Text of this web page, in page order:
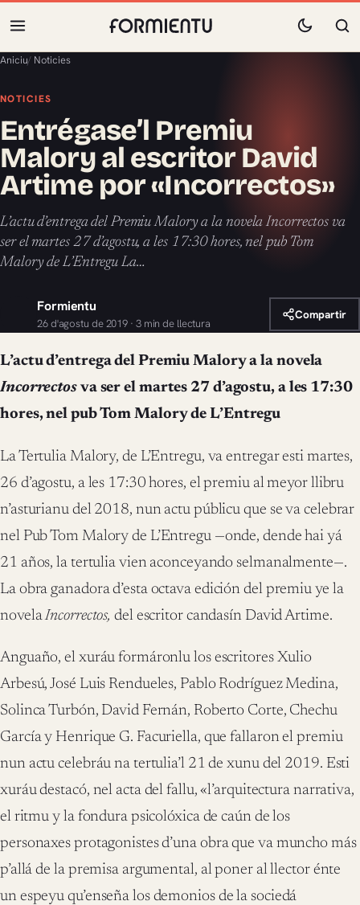
Aniciu/ Noticies
NOTICIES
Entrégase’l Premiu
Malory al escritor David
Artime por «Incorrectos»
L’actu d’entrega del Premiu Malory a la novela Incorrectos va
ser el martes 27 d’agostu, a les 17:30 hores, nel pub Tom
Malory de L’Entregu La…
Formientu
26 d'agostu de 2019 · 3 min de llectura
Compartir
L’actu d’entrega del Premiu Malory a la novela
Incorrectosva ser el martes 27 d’agostu, a les 17:30
hores, nel pub Tom Malory de L’Entregu
La Tertulia Malory, de L’Entregu, va entregar esti martes,
26 d’agostu, a les 17:30 hores, el premiu al meyor llibru
n’asturianu del 2018, nun actu públicu que se va celebrar
nel Pub Tom Malory de L’Entregu —onde, dende hai yá
21 años, la tertulia vien aconceyando selmanalmente—.
La obra ganadora d’esta octava edición del premiu ye la
novelaIncorrectos,del escritor candasín David Artime.
Anguaño, el xuráu formáronlu los escritores Xulio
Arbesú, José Luis Rendueles, Pablo Rodríguez Medina,
Solinca Turbón, David Fernán, Roberto Corte, Chechu
García y Henrique G. Facuriella, que fallaron el premiu
nun actu celebráu na tertulia’l 21 de xunu del 2019. Esti
xuráu destacó, nel acta del fallu, «l’arquitectura narrativa,
el ritmu y la fondura psicolóxica de caún de los
personaxes protagonistes d’una obra que va muncho más
p’allá de la premisa argumental, al poner al llector énte
un espeyu qu’enseña los demonios de la sociedá